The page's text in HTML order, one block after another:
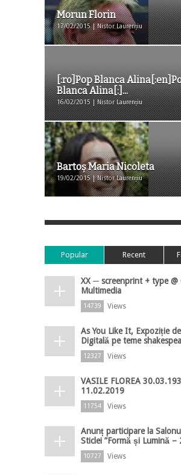
Morun Florin
17/02/2015 | Nistor Laurențiu
[:ro]Pop Blanca
Blanca Alina[:]...
16/02/2015 | Nistor Laurențiu
Bartoş Maria Nicoleta
19/02/2015 | Nistor Laurențiu
Popular Recent
XX ─ screenprint + type @
Multimedia
14739 Views
As You Like It, Expoziție
Digitală pe teme
12327 Views
VASILE FLOREA
11.02.2019
11754 Views
Anunț participare la
Sticlei ”Formă și Lumină –
10727 Views